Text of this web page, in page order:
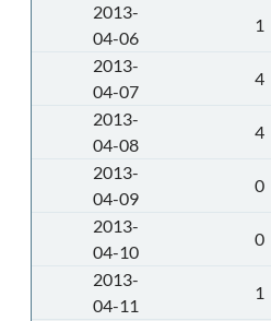
2013-
04-06
1
2013-
04-07
4
2013-
04-08
4
2013-
04-09
0
2013-
04-10
0
2013-
04-11
1